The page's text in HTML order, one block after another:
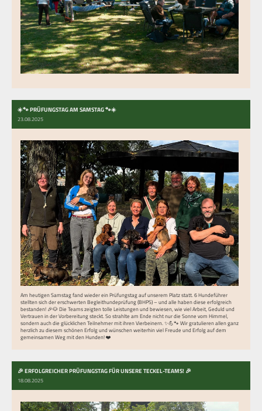
☀️🐾 PRÜFUNGSTAG AM SAMSTAG 🐾☀️
23.08.2025
Am heutigen Samstag fand wieder ein Prüfungstag auf unserem Platz statt. 6 Hundeführer
stellten sich der erschwerten Begleithundeprüfung (BHPS) – und alle haben diese erfolgreich
bestanden! 🎉🐶 Die Teams zeigten tolle Leistungen und bewiesen, wie viel Arbeit, Geduld und
Vertrauen in der Vorbereitung steckt. So strahlte am Ende nicht nur die Sonne vom Himmel,
sondern auch die glücklichen Teilnehmer mit ihren Vierbeinern. ✨💪🐾 Wir gratulieren allen ganz
herzlich zu diesem schönen Erfolg und wünschen weiterhin viel Freude und Erfolg auf dem
gemeinsamen Weg mit den Hunden! ❤️
🎉 ERFOLGREICHER PRÜFUNGSTAG FÜR UNSERE TECKEL-TEAMS! 🎉
18.08.2025